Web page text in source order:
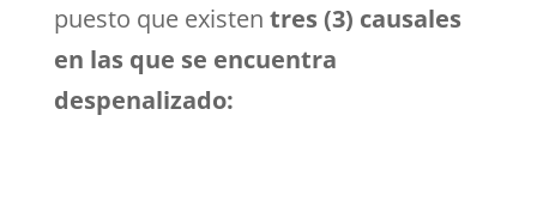
puesto que existen tres (3) causales
en las que se encuentra
despenalizado: